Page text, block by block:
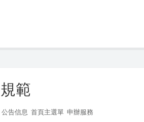
範
公告信息 首頁主選單 申辦服務